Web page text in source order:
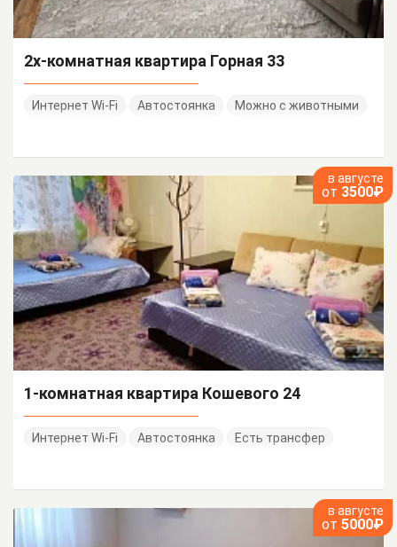
2х-комнатная квартира Горная 33
Интернет Wi-Fi Автостоянка Можно с животными
в августе
от 3500₽
1-комнатная квартира Кошевого 24
Интернет Wi-Fi Автостоянка Есть трансфер
в августе
от 5000₽